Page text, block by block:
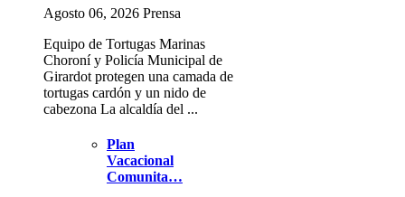
Agosto 06, 2026 Prensa
Equipo de Tortugas Marinas
Choroní y Policía Municipal de
Girardot protegen una camada de
tortugas cardón y un nido de
cabezona La alcaldía del ...
Plan
Vacacional
Comunita…